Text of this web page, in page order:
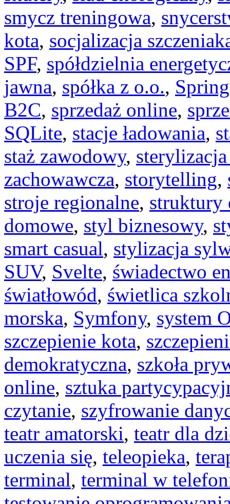
smycz treningowa,
kota, socjalizacja
SPF, spółdzielnia
jawna, spółka z o.o.,
B2C, sprzedaż online,
SQLite, stacje ładowania,
staż zawodowy,
zachowawcza, storytelling,
stroje regionalne, struktury
domowe, styl biznesowy,
smart casual, stylizacja
SUV, Svelte, świadectwo
światłowód, świetlica
morska, Symfony, system
szczepienie kota,
demokratyczna, szkoła
online, sztuka
czytanie, szyfrowanie
teatr amatorski, teatr dla
uczenia się, teleopieka,
terminal, terminal w